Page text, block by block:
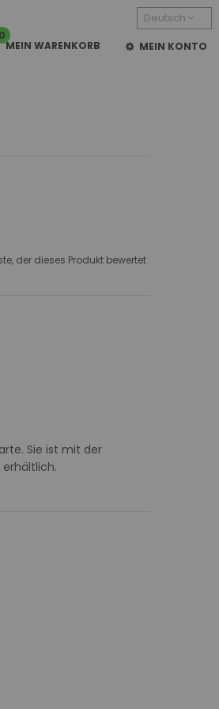
Deutsch
MEIN KONTO
MEIN WARENKORB
0
der dieses Produkt bewertet
Sie ist mit der
erhältlich.